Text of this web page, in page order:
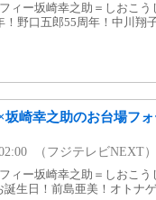
ィー坂崎幸之助＝しおこ
！野口五郎55周年！中川翔
坂崎幸之助のお台場フ
（フジテレビNEXT）
ィー坂崎幸之助＝しおこ
誕生日！前島亜美！オトナ